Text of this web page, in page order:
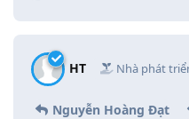
HT Nhà phát
Nguyễn Hoàng Đạt